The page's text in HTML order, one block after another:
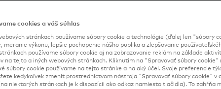
pre finančné inštitúcie vydávajúce
a dodávateľov, ktorí môžu karty
cookies a váš súhlas
stránkach používame súbory cookie a technológie (ďalej len "súbory
meranie výkonu, lepšie pochopenie nášho publika a zlepšovanie
používame súbory cookie aj na zobrazovanie reklám na základe
na tejto a iných webových stránkach. Kliknutím na "Spravovať súbory cookie"
súbory cookie používame na tejto stránke a na aký účel. Svoje preferencie
kedykoľvek zmeniť prostredníctvom nástroja "Spravovať súbory cookie" v
niektorých stránkach je k dispozícii ako odkaz namiesto tlačidla). To zahŕňa